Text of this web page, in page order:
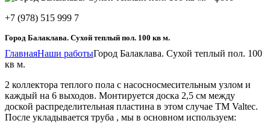
+7 (978) 515 999 7
Город Балаклава. Сухой теплый пол. 100 кв м.
ГлавнаяНаши работыГород Балаклава. Сухой теплый пол. 100
кв м.
2 коллектора теплого пола с насосносмесительным узлом и
каждый на 6 выходов. Монтируется доска 2,5 см между
доской распределительная пластина в этом случае ТМ Valtec.
После укладывается труба , мы в основном используем: